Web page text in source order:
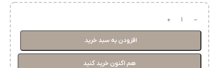
افزودن به سبد خرید
هم اکنون خرید کنید